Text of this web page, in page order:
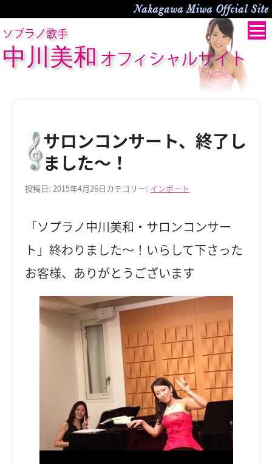
Nakagawa Miwa Offcial Site
ソプラノ歌手
中川美和 オフィシャルサイト
サロンコンサート、終了し
ました～！
投稿日:2015年4月26日カテゴリー: インポート
「ソプラノ中川美和・サロンコンサー
ト」終わりました～！いらして下さった
お客様、ありがとうございます